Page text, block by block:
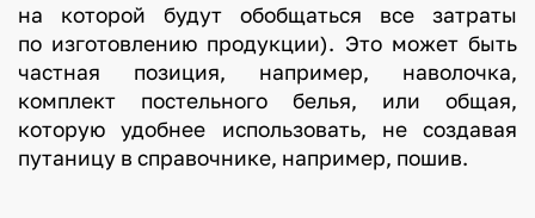
на которой будут обобщаться все затраты
по изготовлению продукции). Это может быть
частная позиция, например, наволочка,
комплект постельного белья, или общая,
которую удобнее использовать, не создавая
путаницу в справочнике, например, пошив.